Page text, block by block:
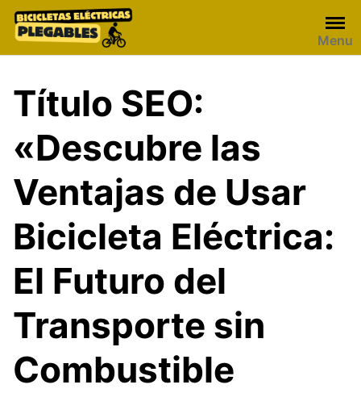
Skip
Menu
Título SEO:
«Descubre las
Ventajas de Usar
Bicicleta Eléctrica:
El Futuro del
Transporte sin
Combustible